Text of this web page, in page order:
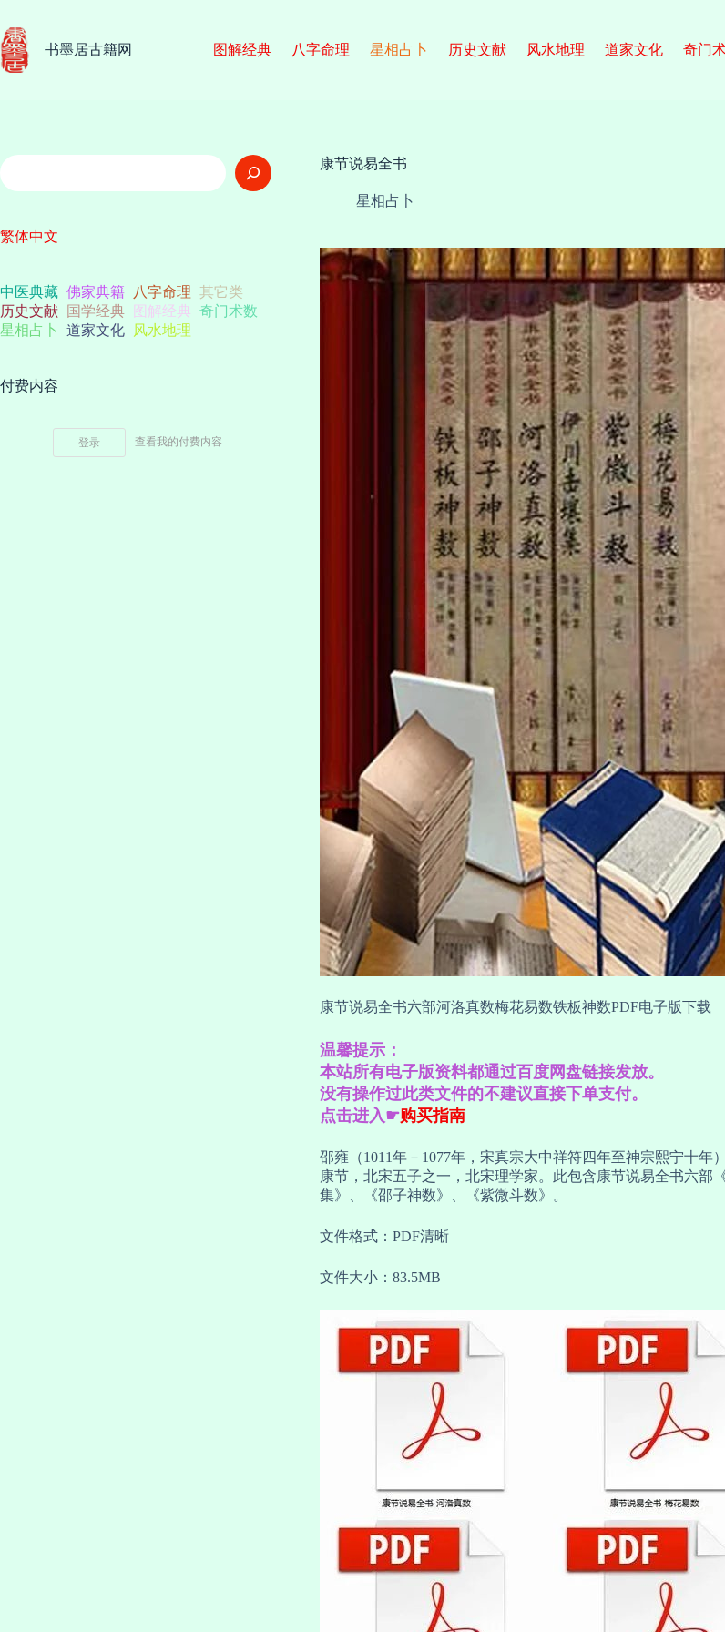
至
内
容
书墨居古籍网 图解经典 八字命理 星相占卜 历史文献 风水地理 道家文化 奇门
康节说易全书
星相占卜
康节说易全书六部河洛真数梅花易数铁板神数PDF电子版下载
温馨提示：
本站所有电子版资料都通过百度网盘链接发放。
没有操作过此类文件的不建议直接下单支付。
点击进入☛购买指南
邵雍（1011年－1077年，宋真宗大中祥符四年至神宗熙宁十
康节，北宋五子之一，北宋理学家。此包含康节说易全书六
集》、《邵子神数》、《紫微斗数》。
文件格式：PDF清晰
文件大小：83.5MB
搜
索
繁体中文
中医典藏 佛家典籍 八字命理 其它类
历史文献
国学经典 图解经典 奇门术数
星相占卜
道家文化 风水地理
付费内容
登录 查看我的付费内容